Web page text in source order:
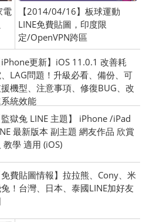
電
【2014/04/16】板球運動
LINE免費貼圖，印度限
定/OpenVPN跨區
iPhone更新】iOS 11.0.1 改善耗
LAG問題！升級必看、備份、可
機型、注意事項、修復BUG、改
統效能
監獄兔 LINE 主題】 iPhone /iPad
最新版本 副主題 網友作品 欣賞
教學 適用 (iOS)
免費貼圖情報】拉拉熊、Cony、米
！台灣、日本、泰國LINE加好友